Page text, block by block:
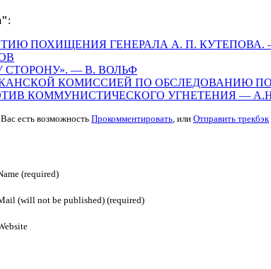
:
ПОХИЩЕНИЯ ГЕНЕРАЛА А. П. КУТЕПОВА. —
СТОРОНУ». — В. ВОЛЬФ
КОМИССИЕЙ ПО ОБСЛЕДОВАНИЮ
КОММУНИСТИЧЕСКОГО УГНЕТЕНИЯ —
Вас есть возможностьПрокомментировать , или Отправить трекбэк
(required)
(will not be published) (required)